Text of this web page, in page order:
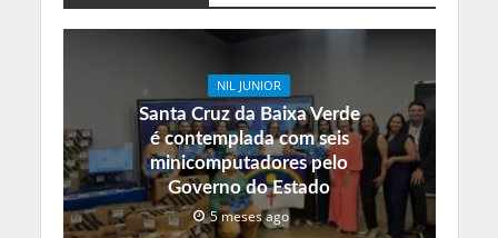
NIL JUNIOR
Santa Cruz da Baixa Verde
é contemplada com seis
minicomputadores pelo
Governo do Estado
5 meses ago